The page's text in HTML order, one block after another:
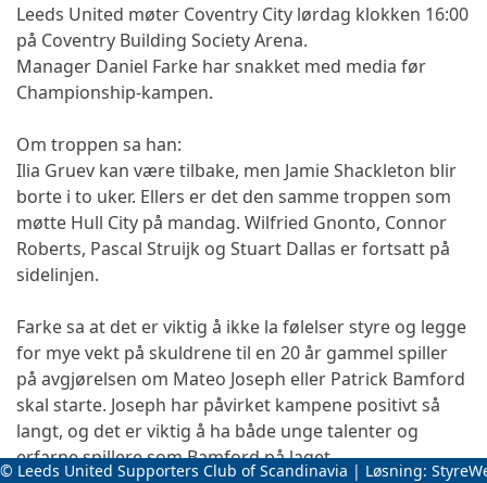
Leeds United møter Coventry City lørdag klokken 16:00
på Coventry Building Society Arena.
Manager Daniel Farke har snakket med media før
Championship-kampen.
Om troppen sa han:
Ilia Gruev kan være tilbake, men Jamie Shackleton blir
borte i to uker. Ellers er det den samme troppen som
møtte Hull City på mandag. Wilfried Gnonto, Connor
Roberts, Pascal Struijk og Stuart Dallas er fortsatt på
sidelinjen.
Farke sa at det er viktig å ikke la følelser styre og legge
for mye vekt på skuldrene til en 20 år gammel spiller
på avgjørelsen om Mateo Joseph eller Patrick Bamford
skal starte. Joseph har påvirket kampene positivt så
langt, og det er viktig å ha både unge talenter og
erfarne spillere som Bamford på laget.
© Leeds United Supporters Club of Scandinavia | Løsning: